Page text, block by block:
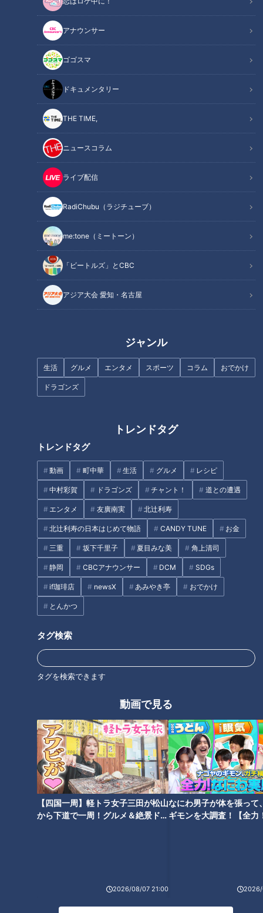
アナウンサー
ゴゴスマ
ドキュメンタリー
THE TIME,
ニュースコラム
ライブ配信
RadiChubu（ラジチューブ）
me:tone（ミートーン）
「ビートルズ」とCBC
アジア大会 愛知・名古屋
ジャンル
生活 グルメ エンタメ スポーツ コラム おでかけ
ドラゴンズ
トレンドタグ
トレンドタグ
動画 町中華 生活 グルメ レシピ
中村彩賀 ドラゴンズ チャント！ 道との遭遇
エンタメ 友廣南実 北辻利寿
北辻利寿の日本はじめて物語 CANDY TUNE お金
三重 坂下千里子 夏目みな美 角上清司
静岡 CBCアナウンサー DCM SDGs
if珈琲店 newsX あみやき亭 おでかけ
とんかつ
タグ検索
タグを検索できます
動画で見る
【四国一周】軽トラ女子三田が松山
から下道で一周！グルメ＆絶景ドラ
2026/08/07 21:00
なにわ男子が体を張って
ギモンを大調査！【全力
2026/
この施設の中で生活しています。みな日常的な医療の助けがな
いと生きられません。
人工呼吸器や胃に直接栄養を送る「胃ろう」によって命を繋い
でいます。
こうした寝たきりの子どもたちは医学の進歩を背景に近年増加
しています。
ところがいまわが子を施設に預ける親にとって深刻な状況が続
いています。
コロナ禍で窓ガラス越しにしか会うことが許されないのです。
2021年6月17日放送「チャント！」より
ＣＢＣテレビ「チャント！」 月～金 午後3時49分から午後
7時 愛知・岐阜・三重で放送中
この記事の画像を見る
この記事を見たあなたへのおすすめ
詐欺で逮捕された少年・・“少年
院”塀の中で迎える大人への第一
【千葉】“廃隧道疑惑”の窪みへ
ドラゴンズ与田監督の熱い言葉
の裏に溢れる親心 京田陽太・鈴
木博志が孝行息子になるには？
彼女が浴衣に着替えたら･･･夏の
お出かけを楽しく！今年はこの
浴衣で！【デパチャン】
災害も引き起こす“盛り土”が知
ぜ、運ばれてくるのか？長期取
材で見えてきた“真実”とは？？
る～規制なき負の産物の行方」
タグ